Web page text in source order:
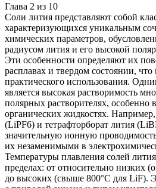
Глава 2 из 10
Соли лития представляют собой
характеризующихся уникальным
химических параметров,
радиусом лития и его высокой
Эти особенности определяют их
расплавах и твердом состоянии,
практического использования.
является высокая растворимость
полярных растворителях, особенно
органических жидкостях.
(LiPF6) и тетрафторборат лития
значительную ионную
их незаменимыми в
Температуры плавления солей
пределах: от относительно низких
до высоких (свыше 800°C для LiF).